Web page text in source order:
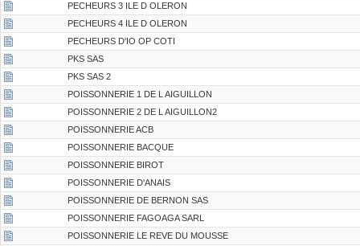
PECHEURS 3 ILE D OLERON
PECHEURS 4 ILE D OLERON
PECHEURS D'IO OP COTI
PKS SAS
PKS SAS 2
POISSONNERIE 1 DE L AIGUILLON
POISSONNERIE 2 DE L AIGUILLON2
POISSONNERIE ACB
POISSONNERIE BACQUE
POISSONNERIE BIROT
POISSONNERIE D'ANAIS
POISSONNERIE DE BERNON SAS
POISSONNERIE FAGOAGA SARL
POISSONNERIE LE REVE DU MOUSSE